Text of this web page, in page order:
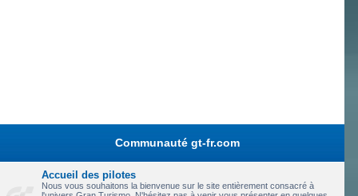
Communauté gt-fr.com
Accueil des pilotes
Nous vous souhaitons la bienvenue sur le site entièrement consacré à